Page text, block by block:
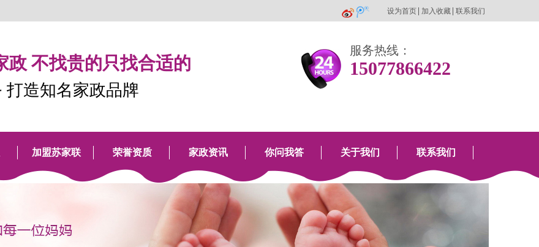
设为首页 加入收藏 联系我们
政 不找贵的只找合适的
打造知名家政品牌
服务热线：
15077866422
加盟苏家联 荣誉资质 家政资讯 你问我答 关于我们 联系我们